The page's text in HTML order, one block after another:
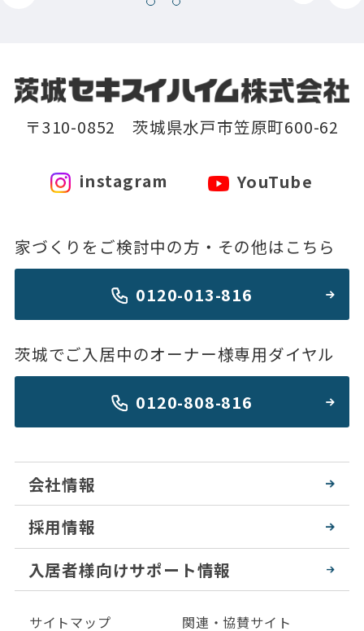
〒310-0852 茨城県水戸市笠原町600-62
instagram YouTube
家づくりをご検討中の方・その他はこちら
0120-013-816
茨城でご入居中のオーナー様専用ダイヤル
0120-808-816
会社情報
採用情報
入居者様向けサポート情報
サイトマップ 関連・協賛サイト